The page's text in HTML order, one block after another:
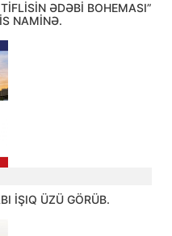
ƏDƏBİ BOHEMASI”
NAMİNƏ.
İŞIQ ÜZÜ GÖRÜB.